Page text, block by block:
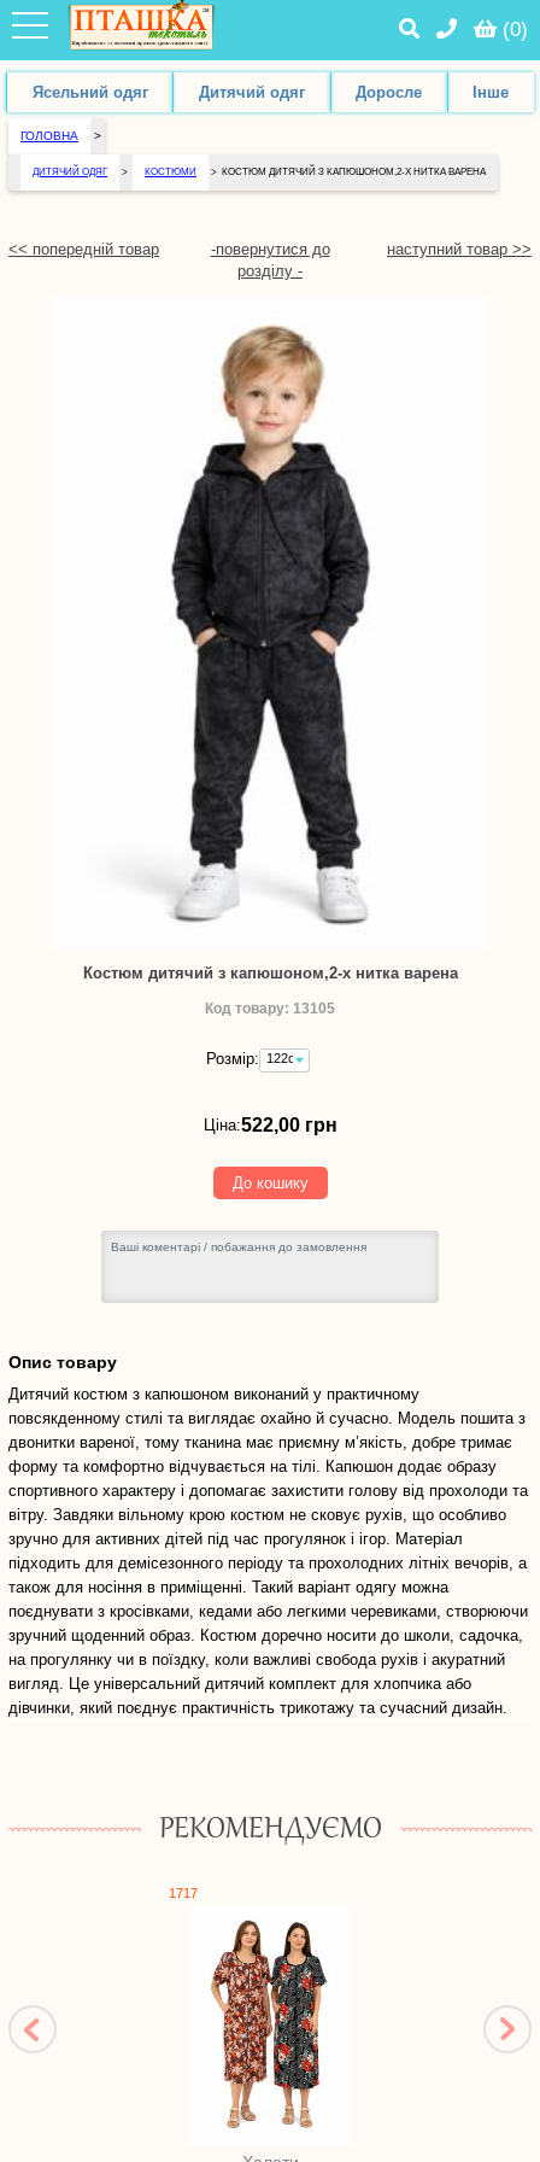
(0)
Ясельний одяг Дитячий одяг Доросле Інше
ГОЛОВНА >
ДИТЯЧИЙ ОДЯГ > КОСТЮМИ > КОСТЮМ ДИТЯЧИЙ З КАПЮШОНОМ,2-Х НИТКА ВАРЕНА
<< попередній товар
-повернутися до
розділу -
наступний товар >>
Костюм дитячий з капюшоном,2-х нитка варена
Код товару: 13105
Розмір:
122см
-
Ціна:522,00 грн
До кошику
Опис товару
Дитячий костюм з капюшоном виконаний у практичному
повсякденному стилі та виглядає охайно й сучасно. Модель пошита з
двонитки вареної, тому тканина має приємну м’якість, добре тримає
форму та комфортно відчувається на тілі. Капюшон додає образу
спортивного характеру і допомагає захистити голову від прохолоди та
вітру. Завдяки вільному крою костюм не сковує рухів, що особливо
зручно для активних дітей під час прогулянок і ігор. Матеріал
підходить для демісезонного періоду та прохолодних літніх вечорів, а
також для носіння в приміщенні. Такий варіант одягу можна
поєднувати з кросівками, кедами або легкими черевиками, створюючи
зручний щоденний образ. Костюм доречно носити до школи, садочка,
на прогулянку чи в поїздку, коли важливі свобода рухів і акуратний
вигляд. Це універсальний дитячий комплект для хлопчика або
дівчинки, який поєднує практичність трикотажу та сучасний дизайн.
РЕКОМЕНДУЄМО
1717